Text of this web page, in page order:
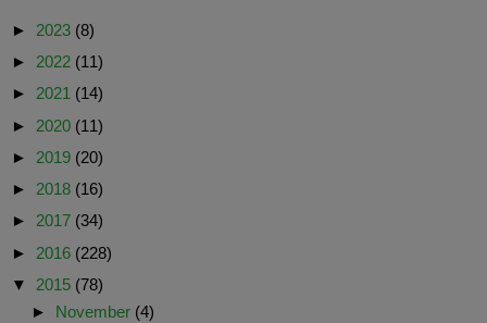
► 2023 (8)
► 2022 (11)
► 2021 (14)
► 2020 (11)
► 2019 (20)
► 2018 (16)
► 2017 (34)
► 2016 (228)
▼ 2015 (78)
► November (4)